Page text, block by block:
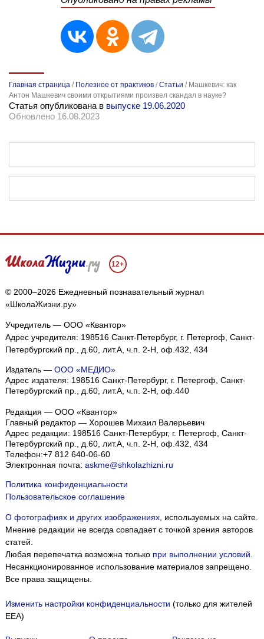
Главная страница / Полезное от практиков /Статьи / Машкевич: как
Антон Машкевич своими открытиями произвел скандал в науке?
Статья опубликована в выпуске 19.06.2020
Обновлено 16.08.2023
12+
© 2000–2026 Ежедневный познавательный журнал
«ШколаЖизни.ру»
Учредитель — ООО «Квантор»
Адрес учредителя: 198516 Санкт-Петербург, г. Петергоф, Санкт-
Петербургский пр., д.60, лит.А, ч.п. 2-Н, оф.432, 434
Издатель — ООО «МЕДИО»
Адрес издателя: 198516 Санкт-Петербург, г. Петергоф, Санкт-
Петербургский пр., д.60, лит.А, ч.п. 2-Н, оф.440
Редакция — ООО «Квантор»
Главный редактор — Хорошев Михаил Валерьевич
Адрес редакции: 198516 Санкт-Петербург, г. Петергоф Санкт-
Петербургский пр., д.60, лит.А, ч.п. 2-Н, оф.432, 434
Телефон:+7 812 640-06-60
Электронная почта: askme@shkolazhizni.ru
Политика конфиденциальности
Пользовательское соглашение
О фотографиях и других изображениях, используемых на сайте.
Мнение редакции не всегда совпадает с точкой зрения авторов
статей.
Любая перепечатка возможна только при выполнении условий
Несанкционированное использование материалов запрещено.
Все права защищены.
Изменить настройки конфиденциальности (только для жителей
EEA)